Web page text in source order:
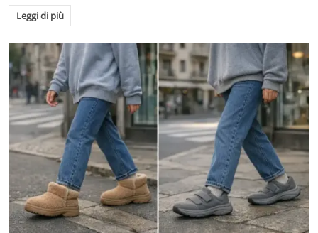
Leggi di più